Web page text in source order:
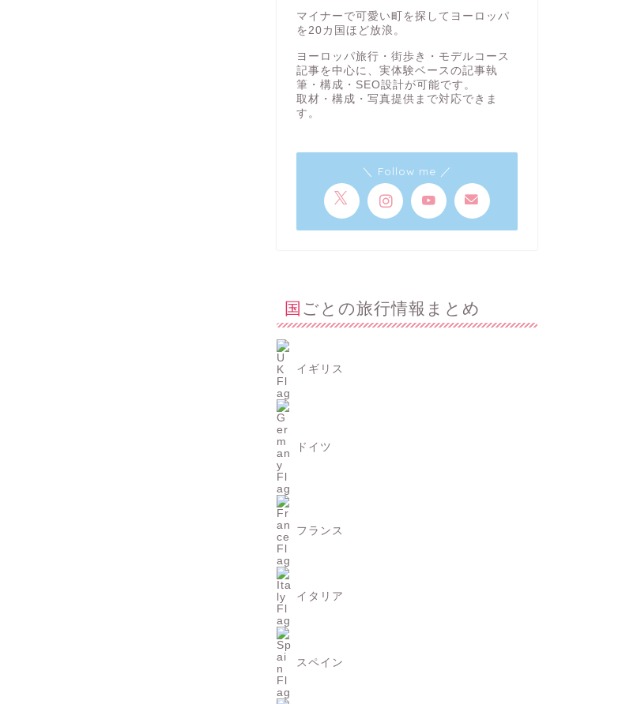
マイナーで可愛い町を探してヨーロッパ
を20カ国ほど放浪。
ヨーロッパ旅行・街歩き・モデルコース
記事を中心に、実体験ベースの記事執
筆・構成・SEO設計が可能です。
取材・構成・写真提供まで対応できま
す。
＼ Follow me ／
国ごとの旅行情報まとめ
イギリス
ドイツ
フランス
イタリア
スペイン